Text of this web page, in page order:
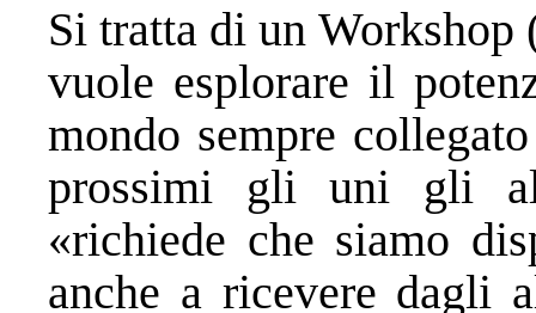
Si tratta di un Workshop
vuole esplorare il
mondo sempre
prossimi gli uni gli
«richiede che siamo
anche a ricevere dagli